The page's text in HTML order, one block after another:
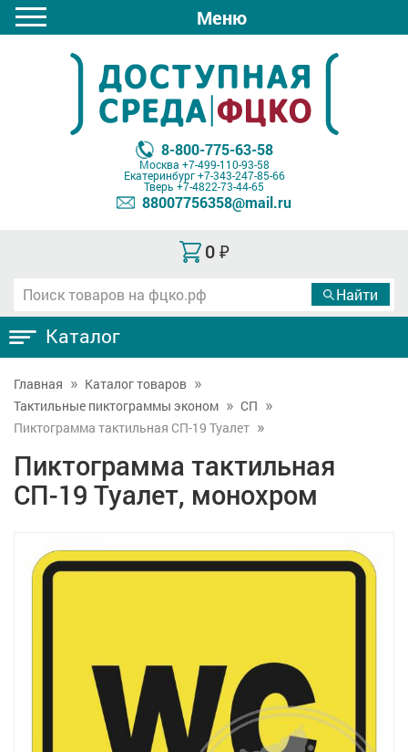
Меню
8-800-775-63-58
Москва +7-499-110-93-58
Екатеринбург+7-343-247-85-66
Тверь +7-4822-73-44-65
88007756358@mail.ru
0 ₽
Каталог
Главная
Каталог товаров
Тактильные пиктограммы эконом
СП
Пиктограмма тактильная СП-19 Туалет
Пиктограмма тактильная
СП-19 Туалет, монохром